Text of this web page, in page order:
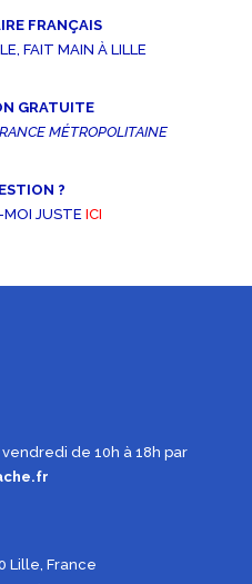
FRANÇAIS
FAIT MAIN À LILLE
GRATUITE
MÉTROPOLITAINE
?
JUSTE ICI
de 10h à 18h par
Lille, France